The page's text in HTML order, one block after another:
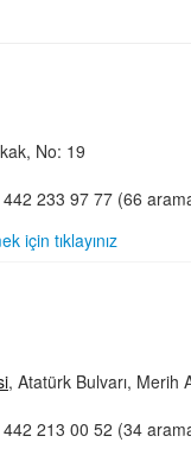
No: 19
233 97 77 (66
için tıklayınız
, Atatürk Bulvarı, Merih
213 00 52 (34